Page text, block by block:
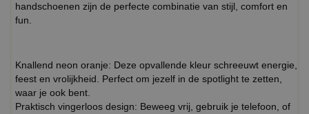
handschoenen zijn de perfecte combinatie van stijl, comfort en
fun.
Knallend neon oranje: Deze opvallende kleur schreeuwt energie,
feest en vrolijkheid. Perfect om jezelf in de spotlight te zetten,
waar je ook bent.
Praktisch vingerloos design: Beweeg vrij, gebruik je telefoon, of